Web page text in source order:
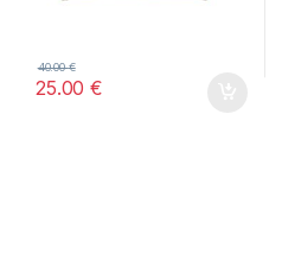
25.00€
40.00€